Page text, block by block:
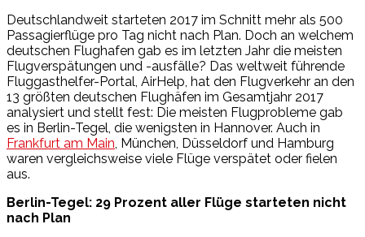
Deutschlandweit starteten 2017 im Schnitt mehr als 500
Passagierflüge pro Tag nicht nach Plan. Doch an welchem
deutschen Flughafen gab es im letzten Jahr die meisten
Flugverspätungen und -ausfälle? Das weltweit führende
Fluggasthelfer-Portal, AirHelp, hat den Flugverkehr an den
13 größten deutschen Flughäfen im Gesamtjahr 2017
analysiert und stellt fest: Die meisten Flugprobleme gab
es in Berlin-Tegel, die wenigsten in Hannover. Auch in
Frankfurt am Main , München, Düsseldorf und Hamburg
waren vergleichsweise viele Flüge verspätet oder fielen
aus.
Berlin-Tegel: 29 Prozent aller Flüge starteten nicht
nach Plan